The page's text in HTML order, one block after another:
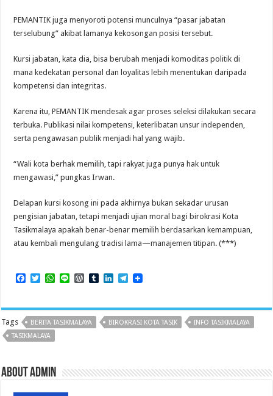
PEMANTIK juga menyoroti potensi munculnya “pasar jabatan
terselubung” akibat lamanya kekosongan posisi tersebut.
Kursi jabatan, kata dia, bisa berubah menjadi komoditas politik di
mana kedekatan personal dan loyalitas lebih menentukan daripada
kompetensi dan integritas.
Karena itu, PEMANTIK mendesak agar proses seleksi dilakukan secara
terbuka. Publikasi nilai kompetensi, keterlibatan unsur independen,
serta pengawasan publik menjadi hal yang wajib.
“Wali kota berhak memilih, tapi rakyat juga punya hak untuk
mengawasi,” pungkas Irwan.
Delapan kursi kosong ini pada akhirnya bukan sekadar urusan
pengisian jabatan, tetapi menjadi ujian moral bagi birokrasi Kota
Tasikmalaya apakah benar-benar memilih berdasarkan kemampuan,
atau kembali mengulang tradisi lama—manajemen titipan. (***)
F
e
b
o
o
T
t
t
e
r
W
t
s
A
L
e
W
d
P
r
T
b
l
r
L
k
e
d
T
e
g
r
Tags BERITA TASIKMALAYA BIROKRASI KOTA TASIK
INFO TASIKMALAYA
TASIKMALAYA
About admin